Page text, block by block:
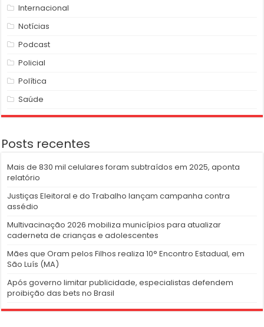
Internacional
Notícias
Podcast
Policial
Política
Saúde
Posts recentes
Mais de 830 mil celulares foram subtraídos em 2025, aponta
relatório
Justiças Eleitoral e do Trabalho lançam campanha contra
assédio
Multivacinação 2026 mobiliza municípios para atualizar
caderneta de crianças e adolescentes
Mães que Oram pelos Filhos realiza 10° Encontro Estadual, em
São Luís (MA)
Após governo limitar publicidade, especialistas defendem
proibição das bets no Brasil